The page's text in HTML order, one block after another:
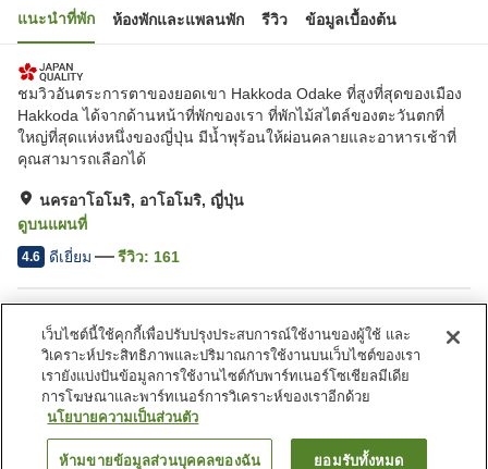
แนะนำที่พัก ห้องพักและแพลนพัก รีวิว ข้อมูลเบื้องต้น
ชมวิวอันตระการตาของยอดเขา Hakkoda Odake ที่สูงที่สุดของเมือง
Hakkoda ได้จากด้านหน้าที่พักของเรา ที่พักไม้สไตล์ของตะวันตกที่
ใหญ่ที่สุดแห่งหนึ่งของญี่ปุ่น มีน้ำพุร้อนให้ผ่อนคลายและอาหารเช้าที่
คุณสามารถเลือกได้
นครอาโอโมริ, อาโอโมริ, ญี่ปุ่น
ดูบนแผนที่
4.6 ดีเยี่ยม รีวิว: 161
บริการรับ-ส่งสถานี
บริการรับฝากสัมภาระ
บริการตู้นิรภัย (ที่แผนก
ต้อนรับ)
บริการส่งสินค้า
หน้าแรก ญี่ปุ่น อาโอโมริ
นครอาโอโมริ
ค้นหาห้องพัก
เว็บไซต์นี้ใช้คุกกี้เพื่อปรับปรุงประสบการณ์ใช้งานของผู้ใช้ และ
วิเคราะห์ประสิทธิภาพและปริมาณการใช้งานบนเว็บไซต์ของเรา
เรายังแบ่งปันข้อมูลการใช้งานไซต์กับพาร์ทเนอร์โซเชียลมีเดีย
การโฆษณาและพาร์ทเนอร์การวิเคราะห์ของเราอีกด้วย
นโยบายความเป็นส่วนตัว
ห้ามขายข้อมูลส่วนบุคคลของฉัน ยอมรับทั้งหมด